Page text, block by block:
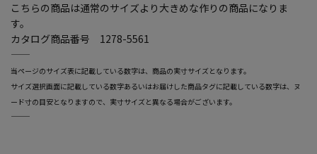
こちらの商品は通常のサイズより大きめな作りの商品になりま
す。
カタログ商品番号 1278-5561
―――――――――――――――――――――――
当ページのサイズ表に記載している数字は、商品の実寸サイズとなります。
サイズ選択画面に記載している数字あるいはお届けした商品タグに記載している数字は、ヌ
ード寸の目安となりますので、実寸サイズと異なる場合がございます。
―――――――――――――――――――――――